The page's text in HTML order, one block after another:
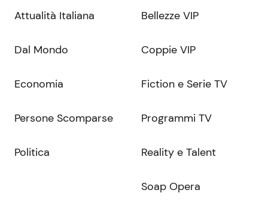
Attualità Italiana
Dal Mondo
Economia
Persone Scomparse
Politica
Bellezze VIP
Coppie VIP
Fiction e Serie TV
Programmi TV
Reality e Talent
Soap Opera